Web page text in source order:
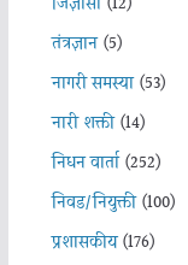
तंत्रज्ञान(5)
नागरी समस्या(53)
नारी शक्ती(14)
निधन वार्ता(252)
निवड/नियुक्ती(100)
प्रशासकीय(176)